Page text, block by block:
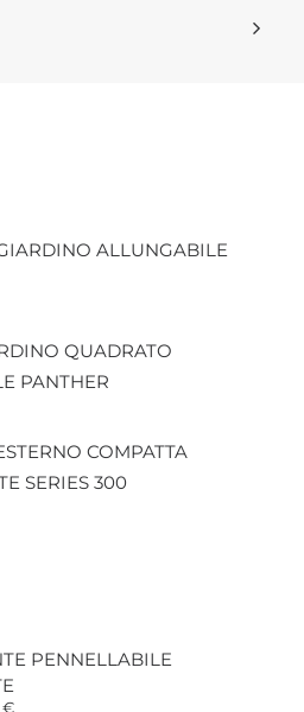
ALLUNGABILE
QUADRATO
PANTHER
COMPATTA
SERIES 300
PENNELLABILE
€Fascia